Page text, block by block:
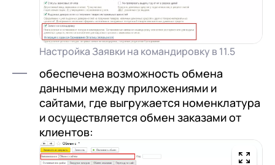
Настройка Заявки на командировку в 11.5
обеспечена возможность обмена
данными между приложениями и
сайтами, где выгружается номенклатура
и осуществляется обмен заказами от
клиентов: